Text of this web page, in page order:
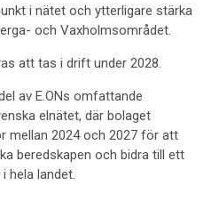
i nätet och ytterligare stärka
och Vaxholmsområdet.
att tas i drift under 2028.
av E.ONs omfattande
elnätet, där bolaget
mellan 2024 och 2027 för att
beredskapen och bidra till ett
hela landet.